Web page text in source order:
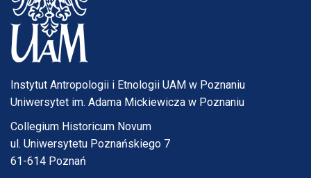
Instytut Antropologii i Etnologii UAM w Poznaniu
Uniwersytet im. Adama Mickiewicza w Poznaniu
Collegium Historicum Novum
ul. Uniwersytetu Poznańskiego 7
61-614 Poznań